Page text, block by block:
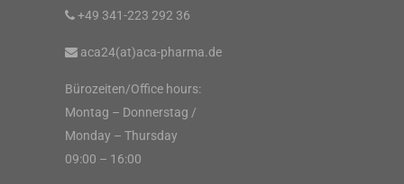
+49 341-223 292 36
aca24(at)aca-pharma.de
Bürozeiten/Office hours:
Montag – Donnerstag /
Monday – Thursday
09:00 – 16:00